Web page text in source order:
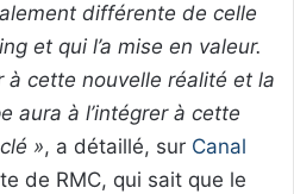
différente de celle
et qui l’a mise en valeur.
à cette nouvelle réalité et la
aura à l’intégrer à cette
», a détaillé, sur Canal
de RMC, qui sait que le